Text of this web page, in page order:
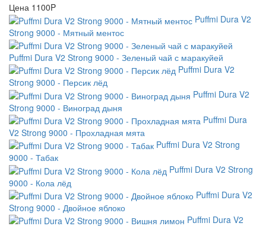
Цена 1100P
Puffmi Dura V2
Strong 9000 - Мятный ментос
Puffmi Dura V2 Strong 9000 - Зеленый чай с маракуйей
Puffmi Dura V2
Strong 9000 - Персик лёд
Puffmi Dura V2
Strong 9000 - Виноград дыня
Puffmi Dura
V2 Strong 9000 - Прохладная мята
Puffmi Dura V2 Strong
9000 - Табак
Puffmi Dura V2 Strong
9000 - Кола лёд
Puffmi Dura V2
Strong 9000 - Двойное яблоко
Puffmi Dura V2